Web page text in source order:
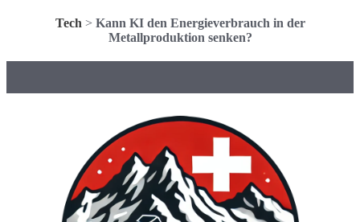
Tech > Kann KI den Energieverbrauch in der
Metallproduktion senken?